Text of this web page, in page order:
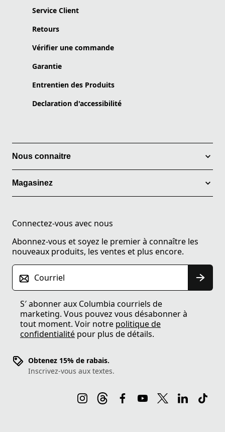
Service Client
Retours
Vérifier une commande
Garantie
Entrentien des Produits
Declaration d'accessibilité
Nous connaitre
Magasinez
Connectez-vous avec nous
Abonnez-vous et soyez le premier à connaître les
nouveaux produits, les ventes et plus encore.
Courriel
S′ abonner aux Columbia courriels de
marketing. Vous pouvez vous désabonner à
tout moment. Voir notre politique de
confidentialité pour plus de détails.
Obtenez 15% de rabais.
Inscrivez-vous aux textes.